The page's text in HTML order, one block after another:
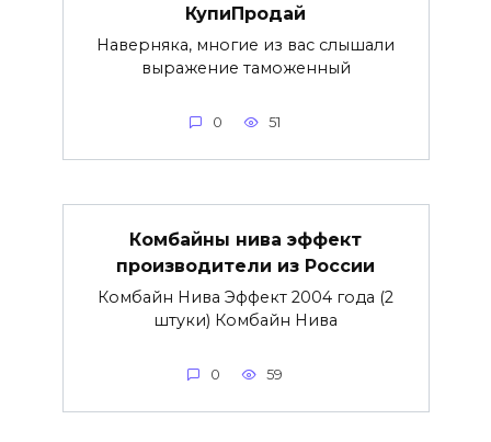
КупиПродай
Наверняка, многие из вас слышали
выражение таможенный
0 51
Комбайны нива эффект
производители из России
Комбайн Нива Эффект 2004 года (2
штуки) Комбайн Нива
0 59